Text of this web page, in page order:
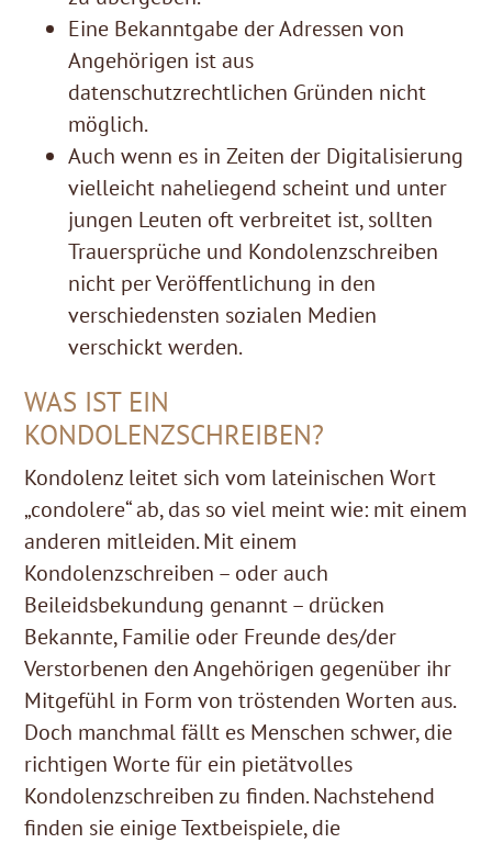
Eine Bekanntgabe der Adressen von
Angehörigen ist aus
datenschutzrechtlichen Gründen nicht
möglich.
Auch wenn es in Zeiten der Digitalisierung
vielleicht naheliegend scheint und unter
jungen Leuten oft verbreitet ist, sollten
Trauersprüche und Kondolenzschreiben
nicht per Veröffentlichung in den
verschiedensten sozialen Medien
verschickt werden.
WAS IST EIN
KONDOLENZSCHREIBEN?
Kondolenz leitet sich vom lateinischen Wort
„condolere“ ab, das so viel meint wie: mit einem
anderen mitleiden. Mit einem
Kondolenzschreiben – oder auch
Beileidsbekundung genannt – drücken
Bekannte, Familie oder Freunde des/der
Verstorbenen den Angehörigen gegenüber ihr
Mitgefühl in Form von tröstenden Worten aus.
Doch manchmal fällt es Menschen schwer, die
richtigen Worte für ein pietätvolles
Kondolenzschreiben zu finden. Nachstehend
finden sie einige Textbeispiele, die